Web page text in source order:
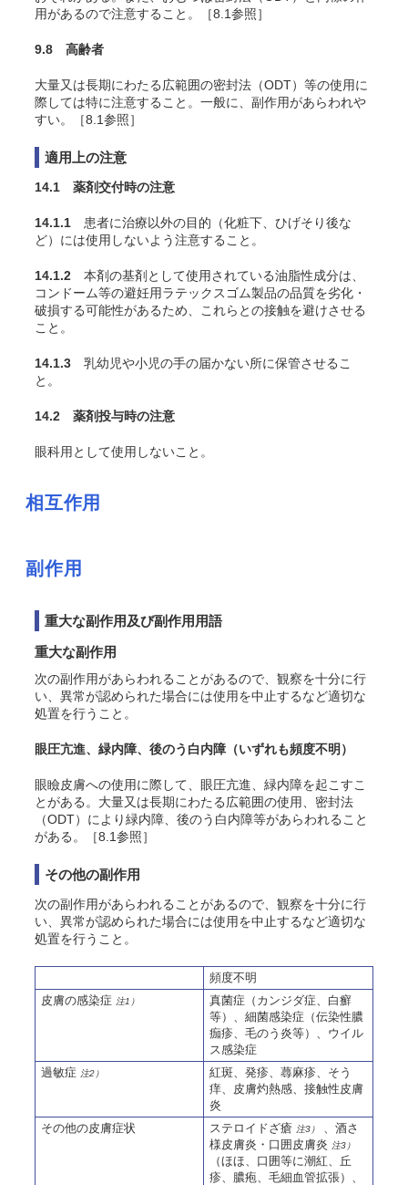
用があるので注意すること。［8.1参照］
9.8 高齢者
大量又は長期にわたる広範囲の密封法（ODT）等の使用に
際しては特に注意すること。一般に、副作用があらわれや
すい。［8.1参照］
適用上の注意
14.1 薬剤交付時の注意
14.1.1 患者に治療以外の目的（化粧下、ひげそり後な
ど）には使用しないよう注意すること。
14.1.2 本剤の基剤として使用されている油脂性成分は、
コンドーム等の避妊用ラテックスゴム製品の品質を劣化・
破損する可能性があるため、これらとの接触を避けさせる
こと。
14.1.3 乳幼児や小児の手の届かない所に保管させるこ
と。
14.2 薬剤投与時の注意
眼科用として使用しないこと。
相互作用
副作用
重大な副作用及び副作用用語
重大な副作用
次の副作用があらわれることがあるので、観察を十分に行
い、異常が認められた場合には使用を中止するなど適切な
処置を行うこと。
眼圧亢進、緑内障、後のう 白内障 （いずれも頻度不明）
眼瞼皮膚への使用に際して、眼圧亢進、緑内障を起こすこ
とがある。大量又は長期にわたる広範囲の使用、密封法
（ODT）により緑内障、後のう 白内障等があらわれること
がある。［8.1参照］
その他の副作用
次の副作用があらわれることがあるので、観察を十分に行
い、異常が認められた場合には使用を中止するなど適切な
処置を行うこと。
頻度不明
皮膚の感染症 注1）
真菌症（カンジダ症、白癬
等）、細菌感染症（伝染性膿
痂疹、毛のう炎等）、ウイル
ス感染症
過敏症 注2）
紅斑、発疹、蕁麻疹、そう
痒、皮膚灼熱感、接触性皮膚
炎
その他の皮膚症状
ステロイドざ瘡 注3）
、酒さ
様皮膚炎・口囲皮膚炎 注3）
（ほほ、口囲等に潮紅、丘
疹、膿疱、毛細血管拡張）、